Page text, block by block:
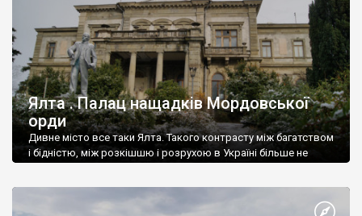
Ялта . Палац нащадків Мордовської
орди
Дивне місто все таки Ялта. Такого контрасту між багатством
і бідністю, між розкішшю і розрухою в Україні більше не